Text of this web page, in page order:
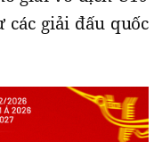
các giải đấu quốc